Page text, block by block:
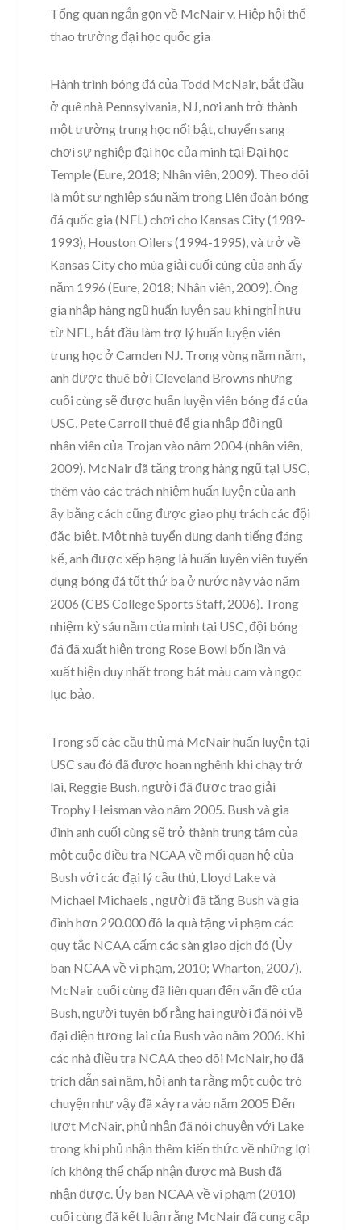
Tổng quan ngắn gọn về McNair v. Hiệp hội thể
thao trường đại học quốc gia
Hành trình bóng đá của Todd McNair, bắt đầu
ở quê nhà Pennsylvania, NJ, nơi anh trở thành
một trường trung học nổi bật, chuyển sang
chơi sự nghiệp đại học của mình tại Đại học
Temple (Eure, 2018; Nhân viên, 2009). Theo dõi
là một sự nghiệp sáu năm trong Liên đoàn bóng
đá quốc gia (NFL) chơi cho Kansas City (1989-
1993), Houston Oilers (1994-1995), và trở về
Kansas City cho mùa giải cuối cùng của anh ấy
năm 1996 (Eure, 2018; Nhân viên, 2009). Ông
gia nhập hàng ngũ huấn luyện sau khi nghỉ hưu
từ NFL, bắt đầu làm trợ lý huấn luyện viên
trung học ở Camden NJ. Trong vòng năm năm,
anh được thuê bởi Cleveland Browns nhưng
cuối cùng sẽ được huấn luyện viên bóng đá của
USC, Pete Carroll thuê để gia nhập đội ngũ
nhân viên của Trojan vào năm 2004 (nhân viên,
2009). McNair đã tăng trong hàng ngũ tại USC,
thêm vào các trách nhiệm huấn luyện của anh
ấy bằng cách cũng được giao phụ trách các đội
đặc biệt. Một nhà tuyển dụng danh tiếng đáng
kể, anh được xếp hạng là huấn luyện viên tuyển
dụng bóng đá tốt thứ ba ở nước này vào năm
2006 (CBS College Sports Staff, 2006). Trong
nhiệm kỳ sáu năm của mình tại USC, đội bóng
đá đã xuất hiện trong Rose Bowl bốn lần và
xuất hiện duy nhất trong bát màu cam và ngọc
lục bảo.
Trong số các cầu thủ mà McNair huấn luyện tại
USC sau đó đã được hoan nghênh khi chạy trở
lại, Reggie Bush, người đã được trao giải
Trophy Heisman vào năm 2005. Bush và gia
đình anh cuối cùng sẽ trở thành trung tâm của
một cuộc điều tra NCAA về mối quan hệ của
Bush với các đại lý cầu thủ, Lloyd Lake và
Michael Michaels , người đã tặng Bush và gia
đình hơn 290.000 đô la quà tặng vi phạm các
quy tắc NCAA cấm các sàn giao dịch đó (Ủy
ban NCAA về vi phạm, 2010; Wharton, 2007).
McNair cuối cùng đã liên quan đến vấn đề của
Bush, người tuyên bố rằng hai người đã nói về
đại diện tương lai của Bush vào năm 2006. Khi
các nhà điều tra NCAA theo dõi McNair, họ đã
trích dẫn sai năm, hỏi anh ta rằng một cuộc trò
chuyện như vậy đã xảy ra vào năm 2005 Đến
lượt McNair, phủ nhận đã nói chuyện với Lake
trong khi phủ nhận thêm kiến ​​thức về những lợi
ích không thể chấp nhận được mà Bush đã
nhận được. Ủy ban NCAA về vi phạm (2010)
cuối cùng đã kết luận rằng McNair đã cung cấp